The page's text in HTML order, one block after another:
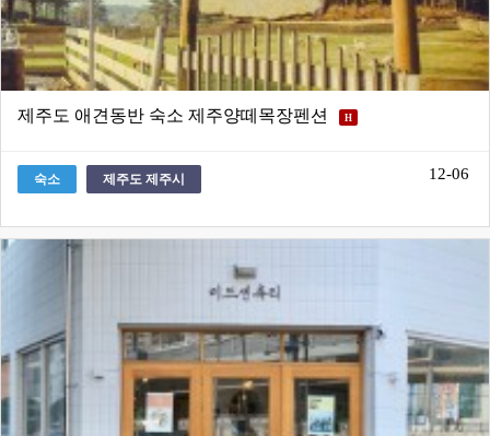
제주도 애견동반 숙소 제주양떼목장펜션 H
숙소 제주도 제주시 12-06